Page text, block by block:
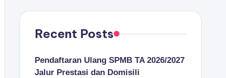
Recent Posts
Pendaftaran Ulang SPMB TA 2026/2027
Jalur Prestasi dan Domisili